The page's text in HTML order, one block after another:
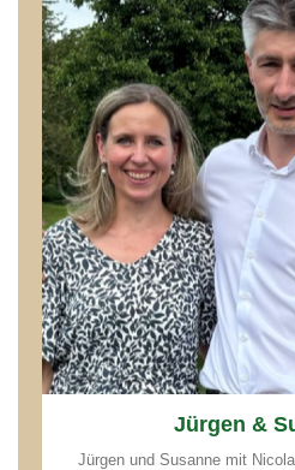
Jürgen &
Jürgen und Susanne mit